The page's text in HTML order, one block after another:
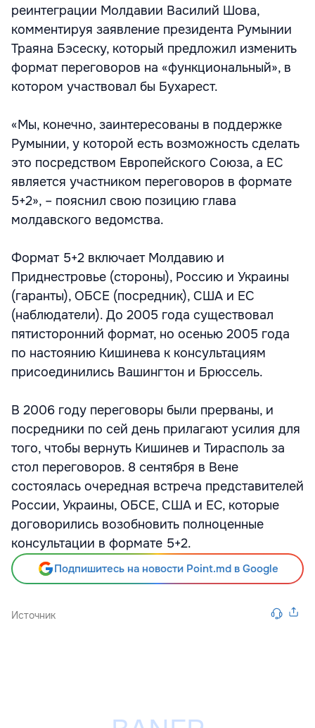
реинтеграции Молдавии Василий Шова,
комментируя заявление президента Румынии
Траяна Бэсеску, который предложил изменить
формат переговоров на «функциональный», в
котором участвовал бы Бухарест.
«Мы, конечно, заинтересованы в поддержке
Румынии, у которой есть возможность сделать
это посредством Европейского Союза, а ЕС
является участником переговоров в формате
5+2», – пояснил свою позицию глава
молдавского ведомства.
Формат 5+2 включает Молдавию и
Приднестровье (стороны), Россию и Украины
(гаранты), ОБСЕ (посредник), США и ЕС
(наблюдатели). До 2005 года существовал
пятисторонний формат, но осенью 2005 года
по настоянию Кишинева к консультациям
присоединились Вашингтон и Брюссель.
В 2006 году переговоры были прерваны, и
посредники по сей день прилагают усилия для
того, чтобы вернуть Кишинев и Тирасполь за
стол переговоров. 8 сентября в Вене
состоялась очередная встреча представителей
России, Украины, ОБСЕ, США и ЕС, которые
договорились возобновить полноценные
консультации в формате 5+2.
Подпишитесь на новости Point.md в Google
Источник